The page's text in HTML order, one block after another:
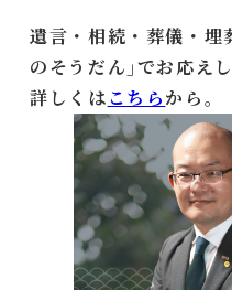
遺言・相続・葬儀・埋
のそうだん｣でお応えし
詳しくは こちらから。